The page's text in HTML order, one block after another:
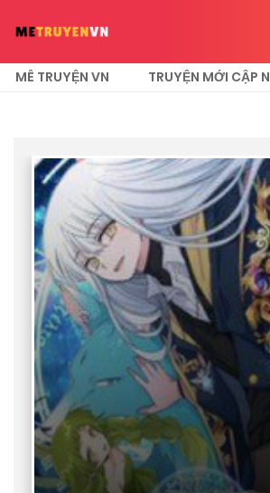
MÊ TRUYỆN VN TRUYỆN MỚI CẬP